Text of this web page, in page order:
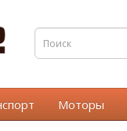
Моторы